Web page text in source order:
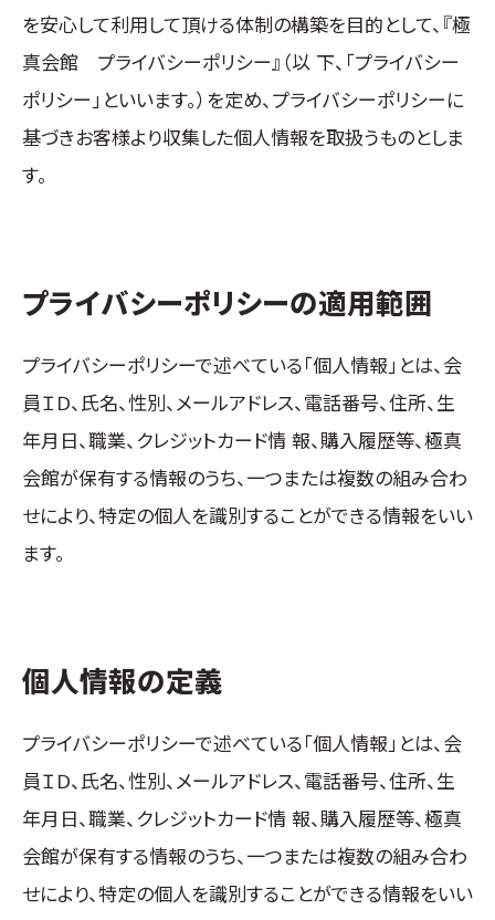
本部からのお知らせ
支部からのお知らせ
公式大会
一般の部・壮年部の方
取材のお申し込み
よくある質問
日本語
を安心して利用して頂ける体制の構築を目的として、『極
真会館 プライバシーポリシー』（以 下、「プライバシー
ポリシー」といいます。）を定め、プライバシーポリシーに
基づきお客様より収集した個人情報を取扱うものとしま
す。
プライバシーポリシーの適用範囲
プライバシーポリシーで述べている「個人情報」とは、会
員ＩＤ、氏名、性別、メールアドレス、電話番号、住所、生
年月日、職業、クレジットカード情 報、購入履歴等、極真
会館が保有する情報のうち、一つまたは複数の組み合わ
せにより、特定の個人を識別することができる情報をいい
ます。
個人情報の定義
プライバシーポリシーで述べている「個人情報」とは、会
員ＩＤ、氏名、性別、メールアドレス、電話番号、住所、生
年月日、職業、クレジットカード情 報、購入履歴等、極真
会館が保有する情報のうち、一つまたは複数の組み合わ
せにより、特定の個人を識別することができる情報をいい